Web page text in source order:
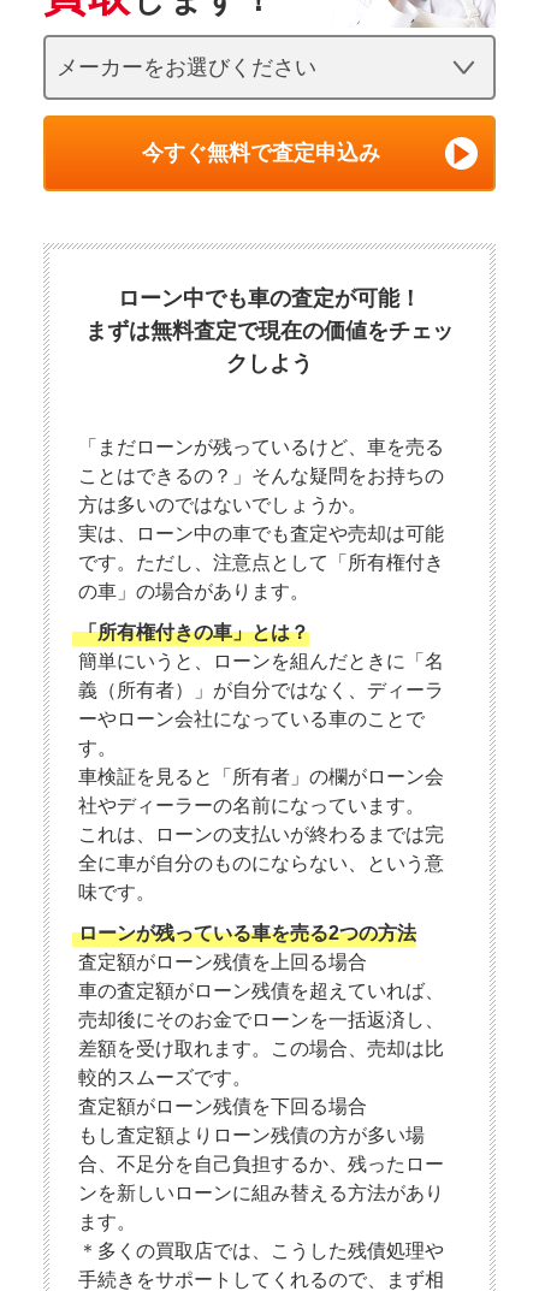
今すぐ無料で査定申込み
ローン中でも車の査定が可能！
まずは無料査定で現在の価値をチェッ
クしよう
「まだローンが残っているけど、車を売る
ことはできるの？」そんな疑問をお持ちの
方は多いのではないでしょうか。
実は、ローン中の車でも査定や売却は可能
です。ただし、注意点として「所有権付き
の車」の場合があります。
「所有権付きの車」とは？
簡単にいうと、ローンを組んだときに「名
義（所有者）」が自分ではなく、ディーラ
ーやローン会社になっている車のことで
す。
車検証を見ると「所有者」の欄がローン会
社やディーラーの名前になっています。
これは、ローンの支払いが終わるまでは完
全に車が自分のものにならない、という意
味です。
ローンが残っている車を売る2つの方法
査定額がローン残債を上回る場合
車の査定額がローン残債を超えていれば、
売却後にそのお金でローンを一括返済し、
差額を受け取れます。この場合、売却は比
較的スムーズです。
査定額がローン残債を下回る場合
もし査定額よりローン残債の方が多い場
合、不足分を自己負担するか、残ったロー
ンを新しいローンに組み替える方法があり
ます。
＊多くの買取店では、こうした残債処理や
手続きをサポートしてくれるので、まず相